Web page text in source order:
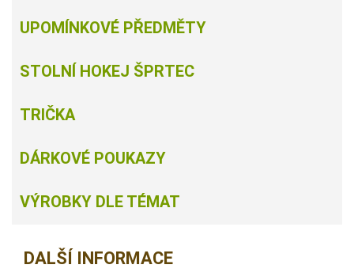
UPOMÍNKOVÉ PŘEDMĚTY
STOLNÍ HOKEJ ŠPRTEC
TRIČKA
DÁRKOVÉ POUKAZY
VÝROBKY DLE TÉMAT
DALŠÍ INFORMACE